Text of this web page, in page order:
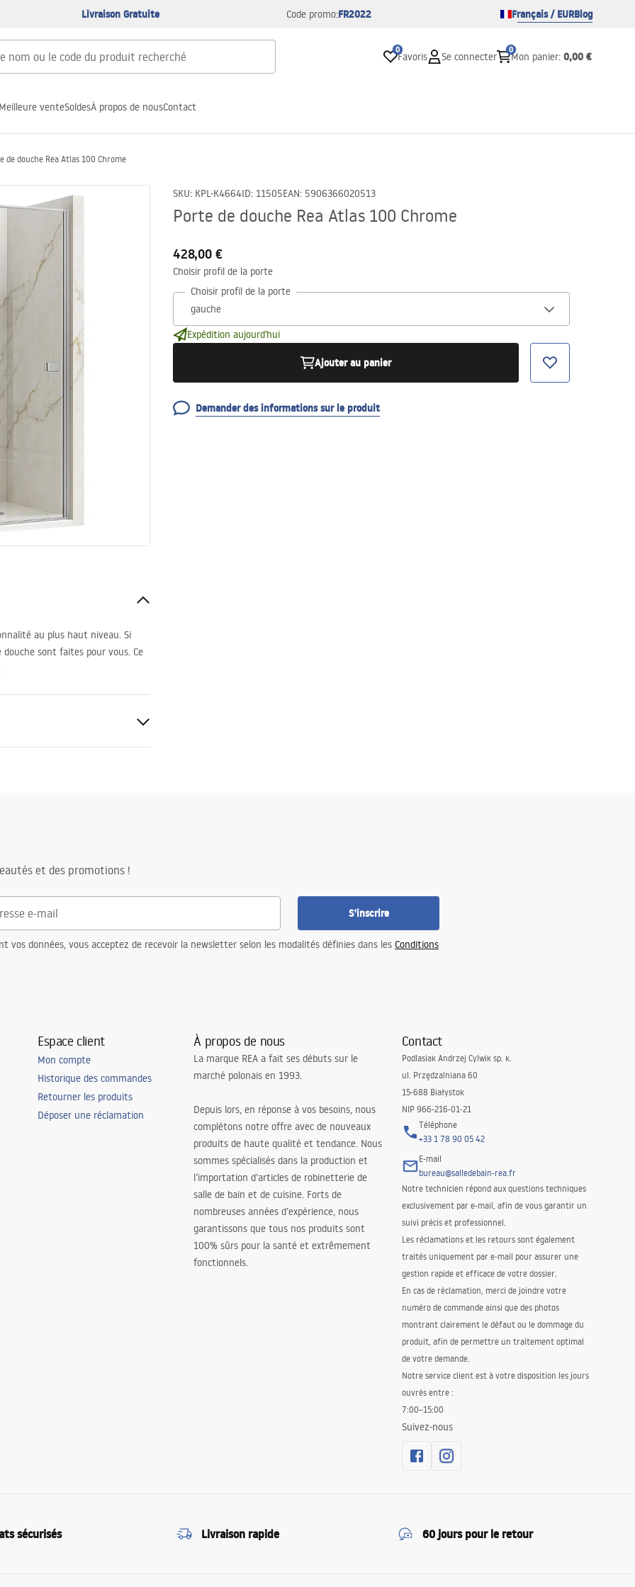
Livraison Gratuite Code promo:FR2022 Français / EURBlog
0
Favoris Se connecter
0
Mon panier: 0,00 €
Meilleure venteSoldesÀ propos de nousContact
de douche Rea Atlas 100 Chrome
SKU: KPL-K4664ID: 11505EAN: 5906366020513
Porte de douche Rea Atlas 100 Chrome
428,00 €
Choisir profil de la porte
Choisir profil de la porte
Expédition aujourd'hui
Ajouter au panier
Demander des informations sur le produit
au plus haut niveau. Si
sont faites pour vous. Ce
du vitre
et des promotions !
S'inscrire
vos données, vous acceptez de recevoir la newsletter selon les modalités définies dans les Conditions
Espace client
Mon compte
Historique des commandes
Retourner les produits
Déposer une réclamation
À propos de nous
La marque REA a fait ses débuts sur le
marché polonais en 1993.
Depuis lors, en réponse à vos besoins, nous
complétons notre offre avec de nouveaux
produits de haute qualité et tendance. Nous
sommes spécialisés dans la production et
l’importation d’articles de robinetterie de
salle de bain et de cuisine. Forts de
nombreuses années d’expérience, nous
garantissons que tous nos produits sont
100% sûrs pour la santé et extrêmement
fonctionnels.
Contact
Podlasiak Andrzej Cylwik sp. k.
ul. Przędzalniana 60
15-688 Białystok
NIP 966-216-01-21
Téléphone
+33 1 78 90 05 42
E-mail
bureau@salledebain-rea.fr
Notre technicien répond aux questions techniques
exclusivement par e-mail, afin de vous garantir un
suivi précis et professionnel.
Les réclamations et les retours sont également
traités uniquement par e-mail pour assurer une
gestion rapide et efficace de votre dossier.
En cas de réclamation, merci de joindre votre
numéro de commande ainsi que des photos
montrant clairement le défaut ou le dommage du
produit, afin de permettre un traitement optimal
de votre demande.
Notre service client est à votre disposition les jours
ouvrés entre :
7:00–15:00
Suivez-nous
sécurisés Livraison rapide 60 jours pour le retour